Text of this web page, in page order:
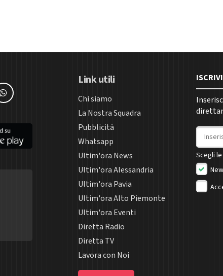
Link utili
Chi siamo
La Nostra Squadra
Pubblicità
Whatsapp
Ultim'ora News
Ultim'ora Alessandria
Ultim'ora Pavia
Ultim'ora Alto Piemonte
Ultim'ora Eventi
Diretta Radio
Diretta TV
Lavora con Noi
Scegli